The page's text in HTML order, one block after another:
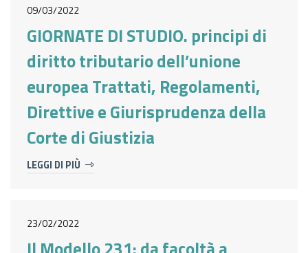
09/03/2022
GIORNATE DI STUDIO. principi di
diritto tributario dell’unione
europea Trattati, Regolamenti,
Direttive e Giurisprudenza della
Corte di Giustizia
LEGGI DI PIÙ
23/02/2022